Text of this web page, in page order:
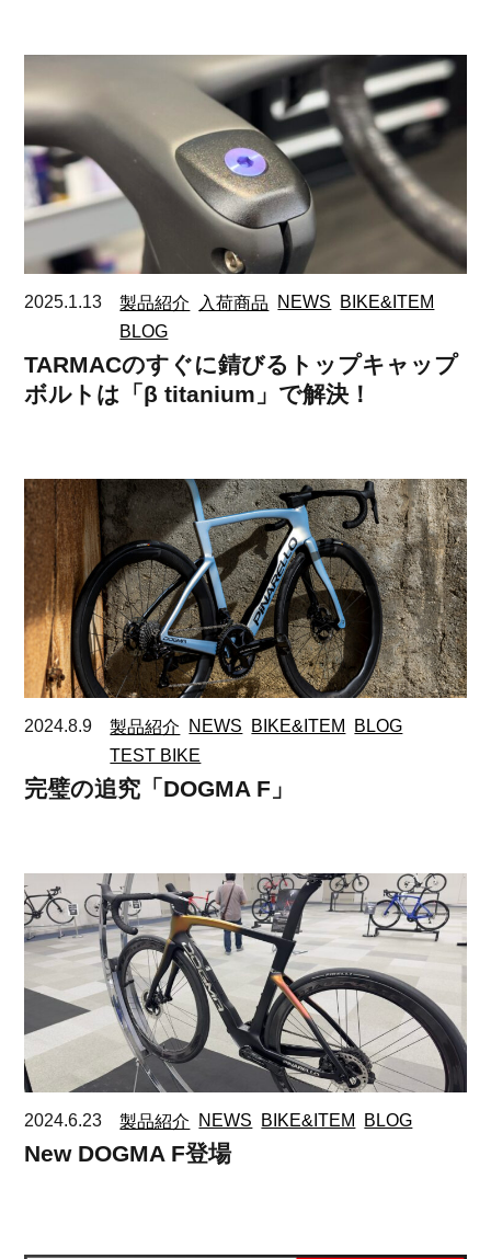
2025.1.13 製品紹介 入荷商品 NEWS
BIKE&ITEM
BLOG
TARMACのすぐに錆びるトップキャップ
ボルトは「β titanium」で解決！
2024.8.9 製品紹介 NEWS BIKE&ITEM
BLOG
TEST BIKE
完璧の追究「DOGMA F」
2024.6.23 製品紹介 NEWS BIKE&ITEM BLOG
New DOGMA F登場